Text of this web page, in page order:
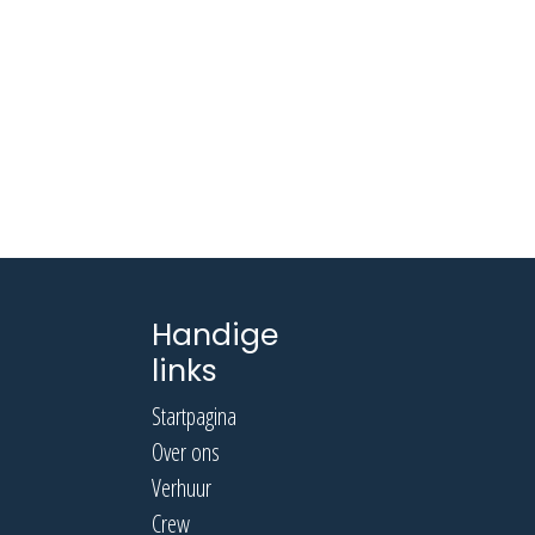
Handige
links
Startpagina
Over ons
Verhuur
Crew